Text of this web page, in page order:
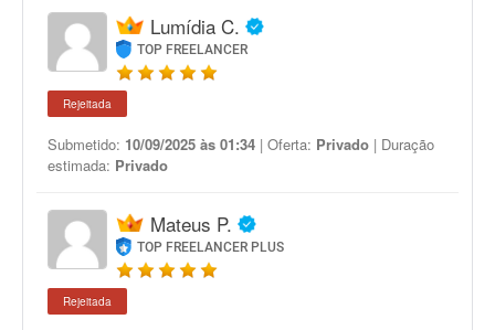
Lumídia C.
TOP FREELANCER
Rejeitada
Submetido: 10/09/2025 às 01:34 | Oferta: Privado | Duração
estimada: Privado
Mateus P.
TOP FREELANCER PLUS
Rejeitada